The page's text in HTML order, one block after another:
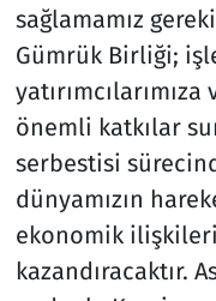
sağlamamız
Gümrük Birliği;
önemli katkılar
serbestisi
dünyamızın
ekonomik
kazandıracaktır.